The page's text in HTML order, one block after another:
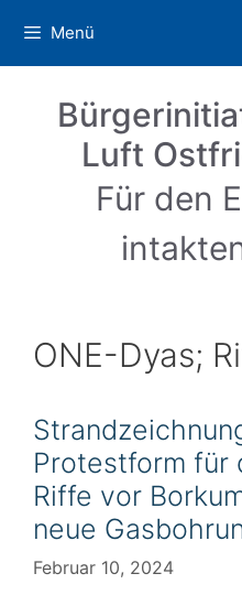
Inhalt
springen
Menü
Luft
Für den
ONE-Dyas;
Protestform für
Riffe vor
neue
Februar 10, 2024